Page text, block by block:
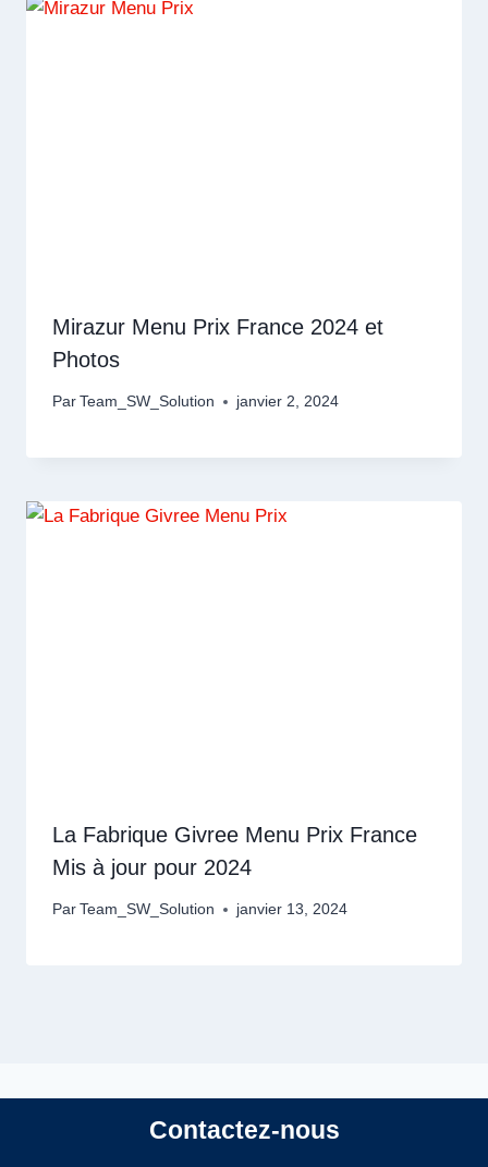
Mirazur Menu Prix France 2024 et
Photos
Par Team_SW_Solution janvier 2, 2024
La Fabrique Givree Menu Prix France
Mis à jour pour 2024
Par Team_SW_Solution janvier 13, 2024
Contactez-nous